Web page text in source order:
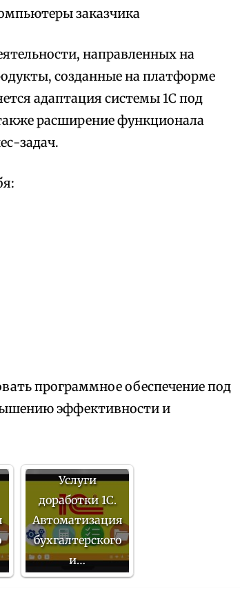
заказчика
направленных на
созданные на платформе
адаптация системы 1С под
расширение функционала
задач.
программное обеспечение под
эффективности и
Услуги
доработки 1С.
Автоматизация
бухгалтерского
и…